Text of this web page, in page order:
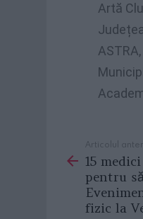
Artă
more
Articolul
15
pentru
fizic la